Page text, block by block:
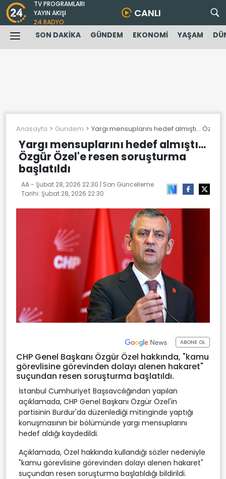
TV PROGRAMLARI
YAYIN AKIŞI
24 RADYO
CANLI
SON DAKİKA GÜNDEM EKONOMİ YAŞAM
Anasayfa Gundem Yargı mensuplarını hedef almıştı...
Yargı mensuplarını hedef almıştı...
Özgür Özel'e resen soruşturma
başlatıldı
AA - Şubat 28, 2026 22:30 | Son Güncelleme
Tarihi: Şubat 28, 2026 22:30
ABONE OL
CHP Genel Başkanı Özgür Özel hakkında, "kamu
görevlisine görevinden dolayı alenen hakaret"
suçundan resen soruşturma başlatıldı.
İstanbul Cumhuriyet Başsavcılığından yapılan
açıklamada, CHP Genel Başkanı Özgür Özel'in
partisinin Burdur'da düzenlediği mitinginde yaptığı
konuşmasının bir bölümünde yargı mensuplarını
hedef aldığı kaydedildi.
Açıklamada, Özel hakkında kullandığı sözler nedeniyle
"kamu görevlisine görevinden dolayı alenen hakaret"
suçundan resen soruşturma başlatıldığı bildirildi.